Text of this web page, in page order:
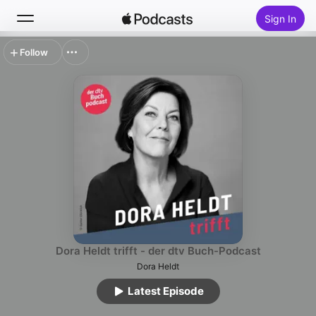
Sign In
Dora Heldt trifft - der dtv Buch-Podcast
Dora Heldt
Latest Episode
Follow